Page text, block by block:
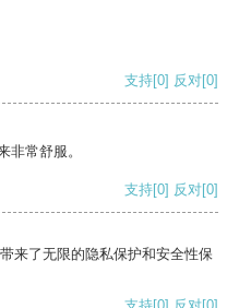
支持[0] 反对[0]
非常舒服。
支持[0] 反对[0]
来了无限的隐私保护和安全性保